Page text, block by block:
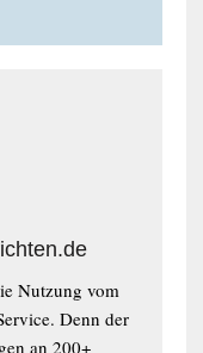
Nutzung vom
Denn der
an 200+